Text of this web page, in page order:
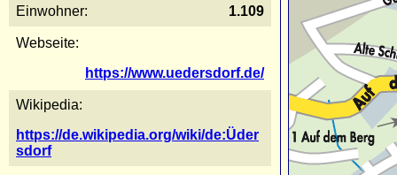
Einwohner: 1.109
Webseite:
https://www.uedersdorf.de/
Wikipedia:
https://de.wikipedia.org/wiki/de:Üder
sdorf